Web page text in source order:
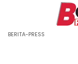
BERITA-PRESS